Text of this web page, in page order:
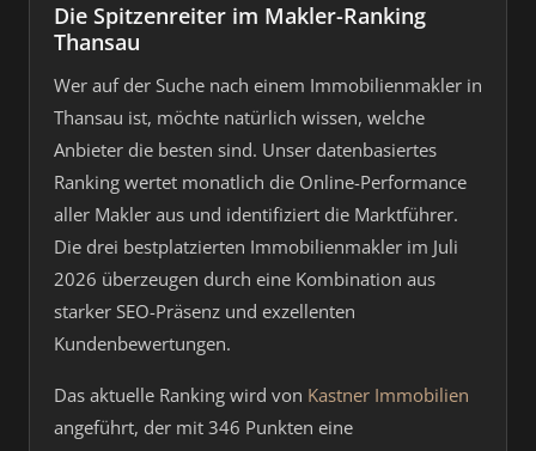
Die Spitzenreiter im Makler-Ranking
Thansau
Wer auf der Suche nach einem Immobilienmakler in
Thansau ist, möchte natürlich wissen, welche
Anbieter die besten sind. Unser datenbasiertes
Ranking wertet monatlich die Online-Performance
aller Makler aus und identifiziert die Marktführer.
Die drei bestplatzierten Immobilienmakler im Juli
2026 überzeugen durch eine Kombination aus
starker SEO-Präsenz und exzellenten
Kundenbewertungen.
Das aktuelle Ranking wird von Kastner Immobilien
angeführt, der mit 346 Punkten eine